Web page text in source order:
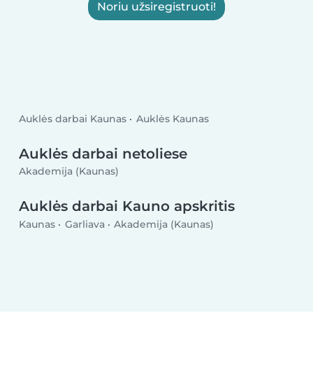
Noriu užsiregistruoti!
Auklės darbai Kaunas Auklės Kaunas
Auklės darbai netoliese
Akademija (Kaunas)
Auklės darbai Kauno apskritis
Kaunas Garliava Akademija (Kaunas)